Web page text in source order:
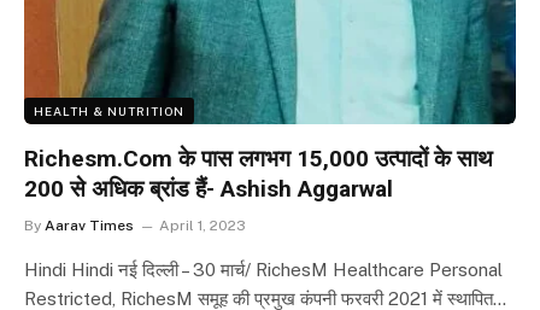
HEALTH & NUTRITION
Richesm.Com के पास लगभग 15,000 उत्पादों के साथ
200 से अधिक ब्रांड हैं- Ashish Aggarwal
By Aarav Times April 1, 2023
Hindi Hindi नई दिल्ली – 30 मार्च/ RichesM Healthcare Personal
Restricted, RichesM समूह की प्रमुख कंपनी फरवरी 2021 में स्थापित…